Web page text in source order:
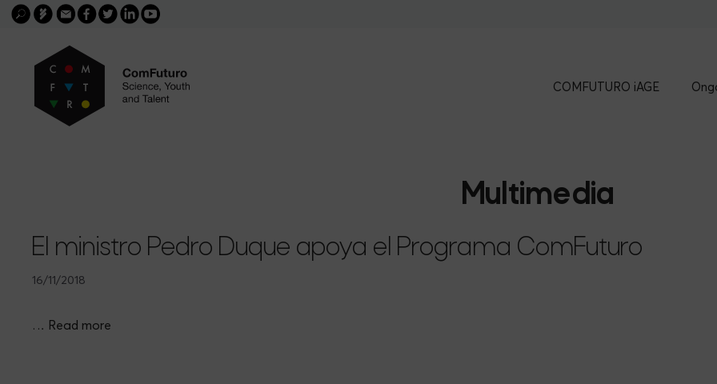
Skip
buscar
Search
for:
FGCSICEmailfacebook
twitterlinkedinyoutube
COMFUTURO iAGE
Multimedia
El ministro Pedro Duque apoya el Programa ComFuturo
16/11/2018
… Read more